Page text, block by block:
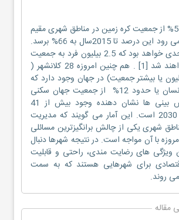
از سال 2014 ، 54% از جمعیت کره زمین در مناطق شهری مقیم
شده اند، انتظار می رود این درصد تا 2015سال به 66% برسد.
این افزایش تا حدی خواهد بود که 2.5 بیلیون فرد به جمعیت
شهری اضافه خواهند شد [1] . هم چنین امروزه 28 کلانشهر (
با 10 میلیون یا بیشتر جمعیت) در جهان وجود دارد که
به 453 بیلیون انسان یا حدود 12% از جمعیت جهان سکنی
داده است. پیش بینی ها نشان دهنده وجود بیش از 41
کلانشهر در سال 2030 است. این آمار می گویند که مدیریت
شهری یکی از چالش برانگیزترین مسائلی
با آن مواجه است. در نتیجه شهرها دنبال
ویژگی های رضایت مندی، راحتی و قابلیت
برای شهرهایی هستند که به سمت
روند.
مقاله